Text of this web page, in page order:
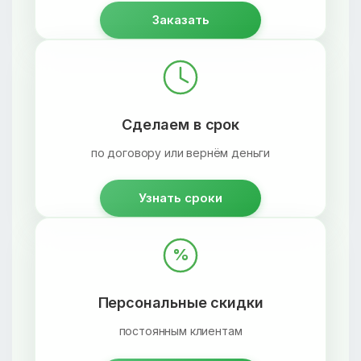
Заказать
Сделаем в срок
по договору или вернём деньги
Узнать сроки
%
Персональные скидки
постоянным клиентам